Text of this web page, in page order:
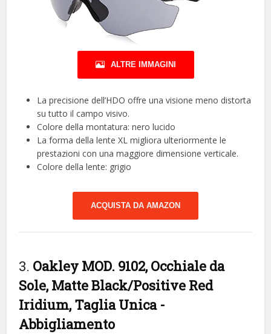
ALTRE IMMAGINI
La precisione dell’HDO offre una visione meno distorta
su tutto il campo visivo.
Colore della montatura: nero lucido
La forma della lente XL migliora ulteriormente le
prestazioni con una maggiore dimensione verticale.
Colore della lente: grigio
ACQUISTA DA AMAZON
3. Oakley MOD. 9102, Occhiale da
Sole, Matte Black/Positive Red
Iridium, Taglia Unica -
Abbigliamento